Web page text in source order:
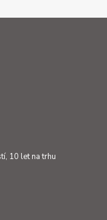
10 let na trhu